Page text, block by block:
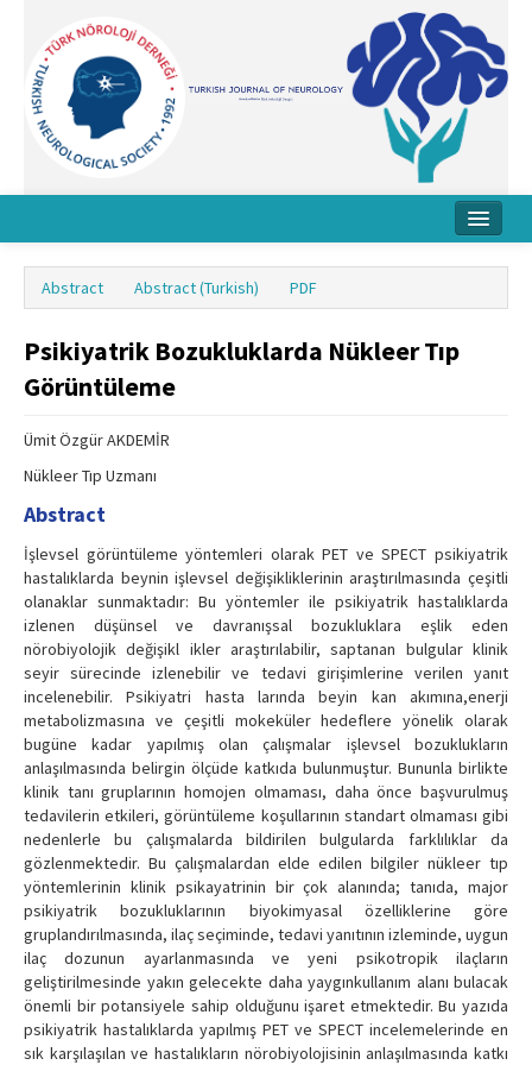
About Journal
Board
Instructions
Archive
Abstract Abstract (Turkish) PDF
Psikiyatrik Bozukluklarda Nükleer Tıp
Görüntüleme
Ümit Özgür AKDEMİR
Nükleer Tıp Uzmanı
Abstract
İşlevsel görüntüleme yöntemleri olarak PET ve SPECT psikiyatrik
hastalıklarda beynin işlevsel değişikliklerinin araştırılmasında çeşitli
olanaklar sunmaktadır: Bu yöntemler ile psikiyatrik hastalıklarda
izlenen düşünsel ve davranışsal bozukluklara eşlik eden
nörobiyolojik değişikl ikler araştırılabilir, saptanan bulgular klinik
seyir sürecinde izlenebilir ve tedavi girişimlerine verilen yanıt
incelenebilir. Psikiyatri hasta larında beyin kan akımına,enerji
metabolizmasına ve çeşitli mokeküler hedeflere yönelik olarak
bugüne kadar yapılmış olan çalışmalar işlevsel bozuklukların
anlaşılmasında belirgin ölçüde katkıda bulunmuştur. Bununla birlikte
klinik tanı gruplarının homojen olmaması, daha önce başvurulmuş
tedavilerin etkileri, görüntüleme koşullarının standart olmaması gibi
nedenlerle bu çalışmalarda bildirilen bulgularda farklılıklar da
gözlenmektedir. Bu çalışmalardan elde edilen bilgiler nükleer tıp
yöntemlerinin klinik psikayatrinin bir çok alanında; tanıda, major
psikiyatrik bozukluklarının biyokimyasal özelliklerine göre
gruplandırılmasında, ilaç seçiminde, tedavi yanıtının izleminde, uygun
ilaç dozunun ayarlanmasında ve yeni psikotropik ilaçların
geliştirilmesinde yakın gelecekte daha yaygınkullanım alanı bulacak
önemli bir potansiyele sahip olduğunu işaret etmektedir. Bu yazıda
psikiyatrik hastalıklarda yapılmış PET ve SPECT incelemelerinde en
sık karşılaşılan ve hastalıkların nörobiyolojisinin anlaşılmasında katkı